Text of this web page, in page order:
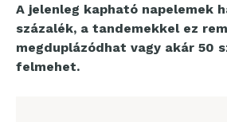
A jelenleg kapható napelemek
százalék, a tandemekkel ez
megduplázódhat vagy akár 50
felmehet.